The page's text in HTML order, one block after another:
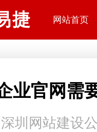
捷
网站首页
业官网需
深圳网站建设